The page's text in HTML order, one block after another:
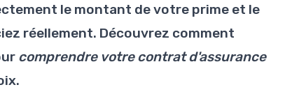
le montant de votre prime et le
réellement. Découvrez comment
comprendre votre contrat d'assurance